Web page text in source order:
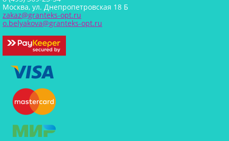
Москва, ул. Днепропетровская 18 Б
zakaz@granteks-opt.ru
o.belyakova@granteks-opt.ru